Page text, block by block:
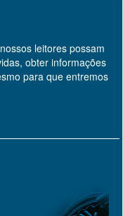
leitores possam
obter informações
para que entremos